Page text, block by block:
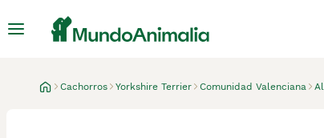
Cachorros Yorkshire Terrier Comunidad Valenciana